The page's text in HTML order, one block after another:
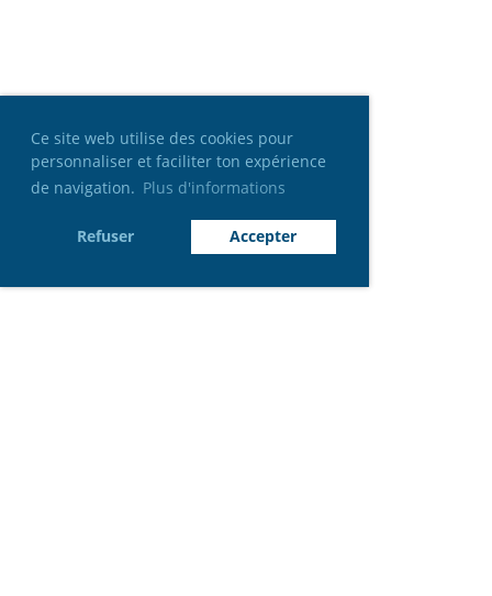
Ce site web utilise des cookies pour
personnaliser et faciliter ton expérience
de navigation. Plus d'informations
Refuser Accepter